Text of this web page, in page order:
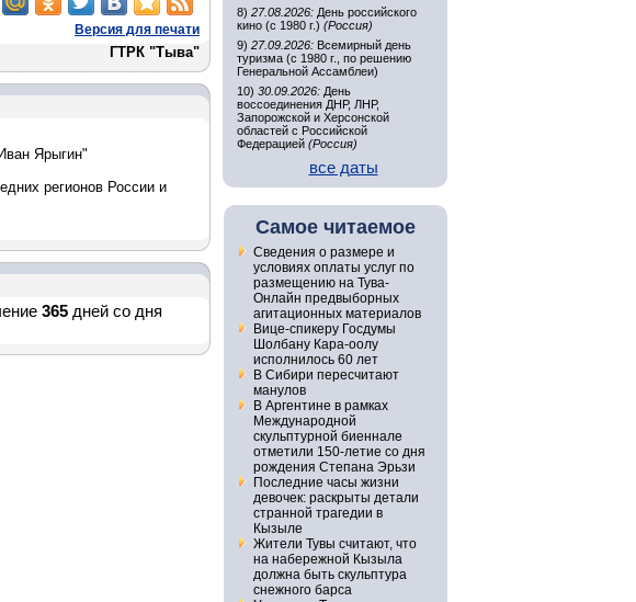
Версия для печати
ГТРК "Тыва"
Ярыгин"
регионов России и
365 дней со дня
8) 27.08.2026: День российского
кино (с 1980 г.) (Россия)
9) 27.09.2026: Всемирный день
туризма (с 1980 г., по решению
Генеральной Ассамблеи)
10) 30.09.2026: День
воссоединения ДНР, ЛНР,
Запорожской и Херсонской
областей с Российской
Федерацией (Россия)
все даты
Самое читаемое
Сведения о размере и
условиях оплаты услуг по
размещению на Тува-
Онлайн предвыборных
агитационных материалов
Вице-спикеру Госдумы
Шолбану Кара-оолу
исполнилось 60 лет
В Сибири пересчитают
манулов
В Аргентине в рамках
Международной
скульптурной биеннале
отметили 150-летие со дня
рождения Степана Эрьзи
Последние часы жизни
девочек: раскрыты детали
странной трагедии в
Кызыле
Жители Тувы считают, что
на набережной Кызыла
должна быть скульптура
снежного барса